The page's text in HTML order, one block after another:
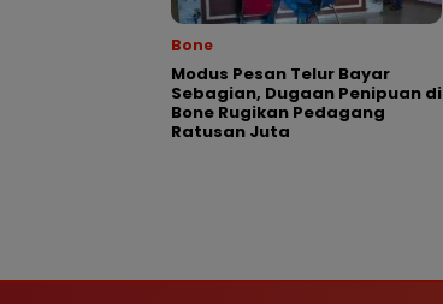
Bone
Modus Pesan Telur Bayar
Sebagian, Dugaan Penipuan di
Bone Rugikan Pedagang
Ratusan Juta